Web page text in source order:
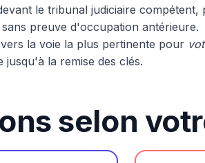
le tribunal judiciaire compétent,
preuve d'occupation antérieure.
la voie la plus pertinente pour
la remise des clés.
selon